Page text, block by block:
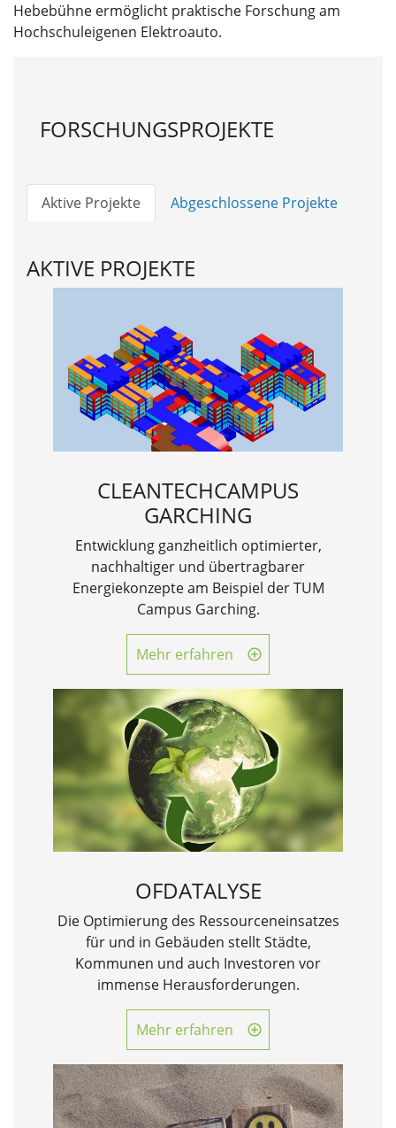
Hebebühne ermöglicht praktische Forschung am
Hochschuleigenen Elektroauto.
FORSCHUNGSPROJEKTE
Aktive Projekte Abgeschlossene Projekte
AKTIVE PROJEKTE
CLEANTECHCAMPUS
GARCHING
Entwicklung ganzheitlich optimierter,
nachhaltiger und übertragbarer
Energiekonzepte am Beispiel der TUM
Campus Garching.
Mehr erfahren
OFDATALYSE
Die Optimierung des Ressourceneinsatzes
für und in Gebäuden stellt Städte,
Kommunen und auch Investoren vor
immense Herausforderungen.
Mehr erfahren